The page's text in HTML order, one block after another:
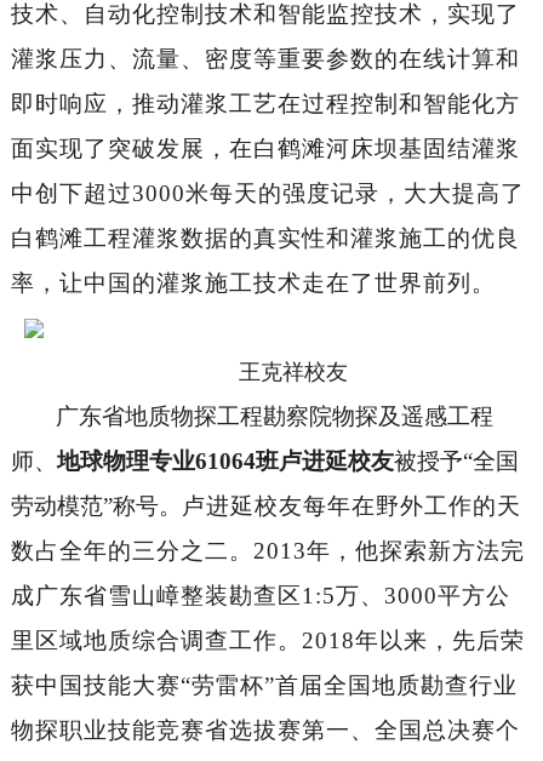
技术、自动化控制技术和智能监控技术，实现了
灌浆压力、流量、密度等重要参数的在线计算和
即时响应，推动灌浆工艺在过程控制和智能化方
面实现了突破发展，在白鹤滩河床坝基固结灌浆
中创下超过3000米每天的强度记录，大大提高了
白鹤滩工程灌浆数据的真实性和灌浆施工的优良
率，让中国的灌浆施工技术走在了世界前列。
王克祥校友
广东省地质物探工程勘察院物探及遥感工程
师、地球物理专业61064班卢进延校友被授予“全国
劳动模范”称号。 卢进延校友每年在野外工作的天
数占全年的三分之二。 2013年，他探索新方法完
成广东省雪山嶂整装勘查区 1:5万、 3000平方公
里区域地质综合调查工作。 2018年以来，先后荣
获中国技能大赛“劳雷杯”首届全国地质勘查行业
物探职业技能竞赛省选拔赛第一、全国总决赛个